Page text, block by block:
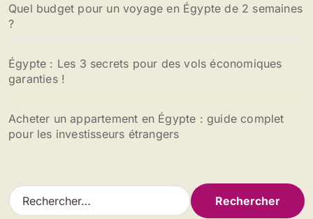
Quel budget pour un voyage en Égypte de 2 semaines
?
Égypte : Les 3 secrets pour des vols économiques
garanties !
Acheter un appartement en Égypte : guide complet
pour les investisseurs étrangers
R
e